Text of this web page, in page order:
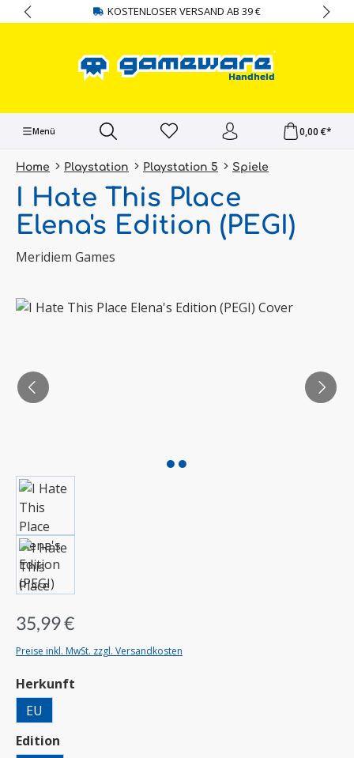
springen KOSTENLOSER VERSAND AB 39 €
Menü 0,00 €*
Home Playstation Playstation 5 Spiele
I Hate This Place
Elena's Edition (PEGI)
Meridiem Games
Bildergalerie überspringen
35,99 €
Preise inkl. MwSt. zzgl. Versandkosten
Herkunft
EU
Edition